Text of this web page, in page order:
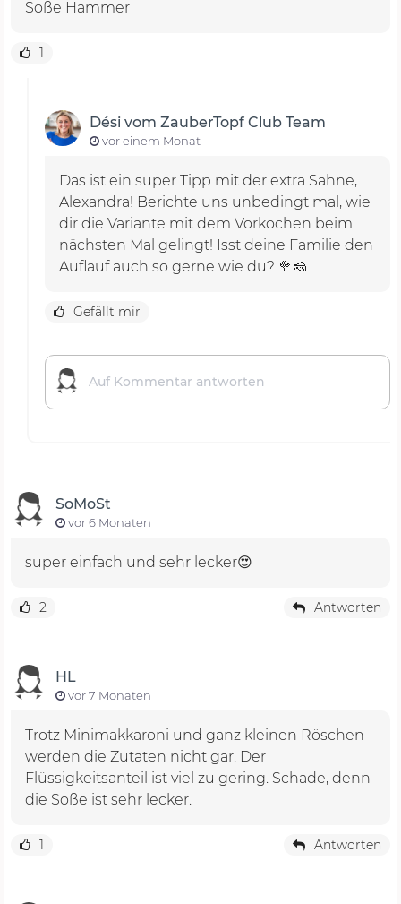
Soße Hammer
1
Dési vom ZauberTopf Club Team
vor einem Monat
Das ist ein super Tipp mit der extra Sahne,
Alexandra! Berichte uns unbedingt mal, wie
dir die Variante mit dem Vorkochen beim
nächsten Mal gelingt! Isst deine Familie den
Auflauf auch so gerne wie du? 🥦🧀
Gefällt mir
SoMoSt
vor 6 Monaten
super einfach und sehr lecker😍
2 Antworten
HL
vor 7 Monaten
Trotz Minimakkaroni und ganz kleinen Röschen
werden die Zutaten nicht gar. Der
Flüssigkeitsanteil ist viel zu gering. Schade, denn
die Soße ist sehr lecker.
1 Antworten